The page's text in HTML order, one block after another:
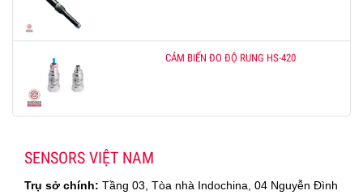
CẢM BIẾN ĐO ĐỘ RUNG HS-420
SENSORS VIỆT NAM
Trụ sở chính: Tầng 03, Tòa nhà Indochina, 04 Nguyễn Đình